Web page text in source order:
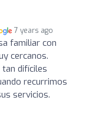
7 years ago
familiar con
cercanos.
difíciles
recurrimos
servicios.